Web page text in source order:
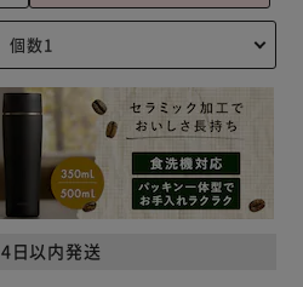
日以内発送